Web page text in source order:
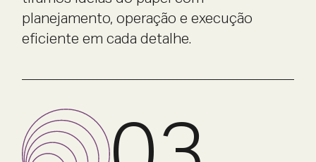
planejamento, operação e execução
eficiente em cada detalhe.